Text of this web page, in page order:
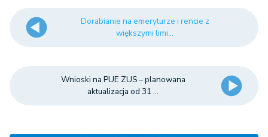
Dorabianie na emeryturze i rencie z
większymi limi...
Wnioski na PUE ZUS – planowana
aktualizacja od 31 ...